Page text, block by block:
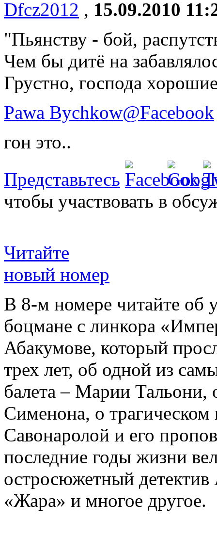
Dfcz2012 , 15.09.2010
"Пьянству - бой,
Чем бы дитё на
Грустно, господа
Pawa Bychkow@Facebook
гон это..
Представьтесь
чтобы участвовать в
Читайте
новый номер
В 8-м номере читайте об
боцмане с линкора
Абакумове, который
трех лет, об одной из
балета – Марии
Сименона, о трагическом
Савонаролой и его
последние годы жизни
остросюжетный детектив
«Жара» и многое другое.